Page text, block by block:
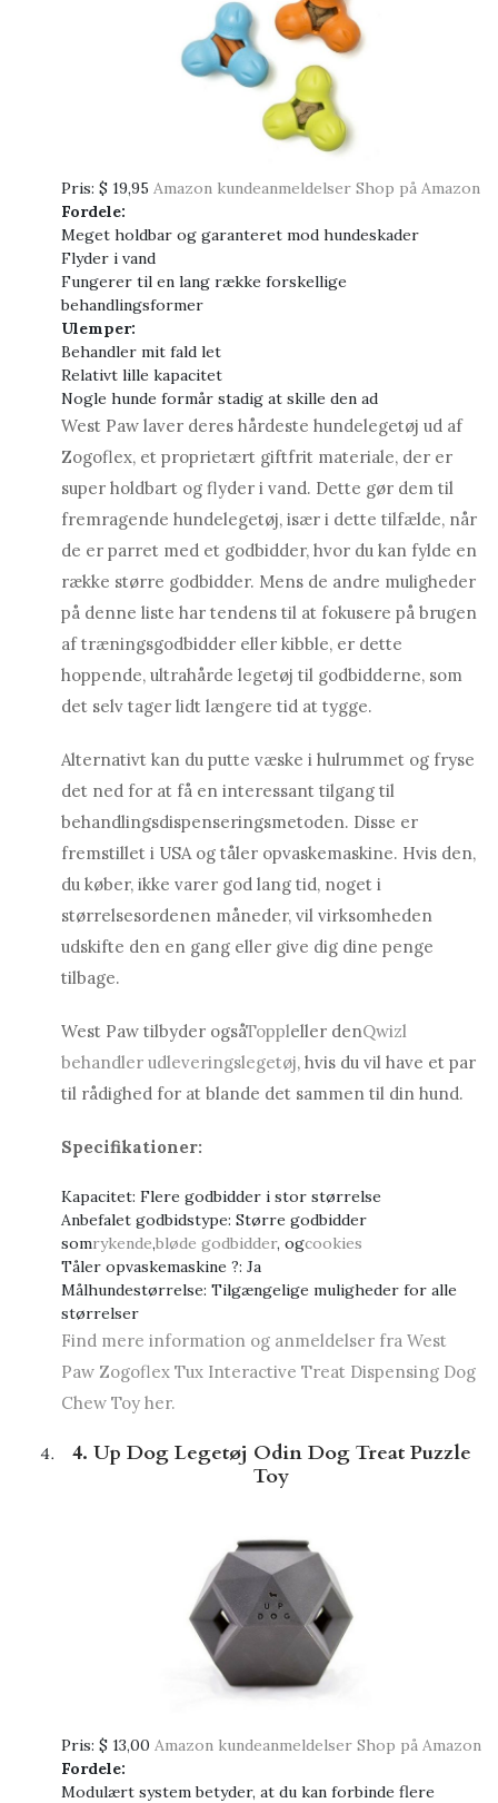
Pris: $ 19,95 Amazon kundeanmeldelser Shop på Amazon
Fordele:
Meget holdbar og garanteret mod hundeskader
Flyder i vand
Fungerer til en lang række forskellige
behandlingsformer
Ulemper:
Behandler mit fald let
Relativt lille kapacitet
Nogle hunde formår stadig at skille den ad
West Paw laver deres hårdeste hundelegetøj ud af
Zogoflex, et proprietært giftfrit materiale, der er
super holdbart og flyder i vand. Dette gør dem til
fremragende hundelegetøj, især i dette tilfælde, når
de er parret med et godbidder, hvor du kan fylde en
række større godbidder. Mens de andre muligheder
på denne liste har tendens til at fokusere på brugen
af ​​træningsgodbidder eller kibble, er dette
hoppende, ultrahårde legetøj til godbidderne, som
det selv tager lidt længere tid at tygge.
Alternativt kan du putte væske i hulrummet og fryse
det ned for at få en interessant tilgang til
behandlingsdispenseringsmetoden. Disse er
fremstillet i USA og tåler opvaskemaskine. Hvis den,
du køber, ikke varer god lang tid, noget i
størrelsesordenen måneder, vil virksomheden
udskifte den en gang eller give dig dine penge
tilbage.
West Paw tilbyder ogsåToppleller denQwizl
behandler udleveringslegetøj, hvis du vil have et par
til rådighed for at blande det sammen til din hund.
Specifikationer:
Kapacitet: Flere godbidder i stor størrelse
Anbefalet godbidstype: Større godbidder
somrykende,bløde godbidder, ogcookies
Tåler opvaskemaskine ?: Ja
Målhundestørrelse: Tilgængelige muligheder for alle
størrelser
Find mere information og anmeldelser fra West
Paw Zogoflex Tux Interactive Treat Dispensing Dog
Chew Toy her.
4. Up Dog Legetøj Odin Dog Treat Puzzle
Toy
Pris: $ 13,00 Amazon kundeanmeldelser Shop på Amazon
Fordele:
Modulært system betyder, at du kan forbinde flere